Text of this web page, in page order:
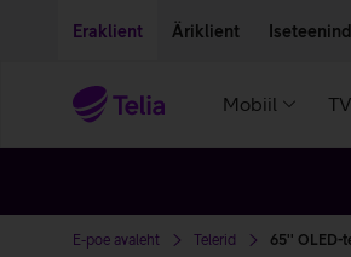
Eraklient Äriklient
Mobiil
E-poe avaleht Telerid 65'' OLED-